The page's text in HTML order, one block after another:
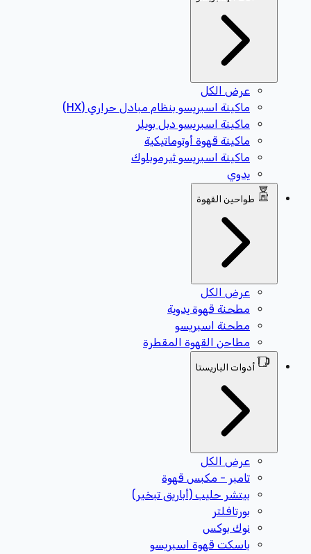
عرض الكل
ماكينة اسبريسو بنظام مبادل حراري (HX)
ماكينة اسبريسو دبل بويلر
ماكينة قهوة أوتوماتيكية
ماكينة اسبريسو ثيرموبلوك
يدوي
طواحين القهوة
عرض الكل
مطحنة قهوة يدوية
مطحنة اسبريسو
مطاحن القهوة المقطرة
أدوات الباريستا
عرض الكل
تامبر - مكبس قهوة
بيتشر حليب (أباريق تبخير)
بورتافلتر
نوك بوكس
باسكت قهوة اسبريسو